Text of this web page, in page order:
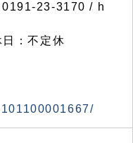
23-3170 / h
：不定休